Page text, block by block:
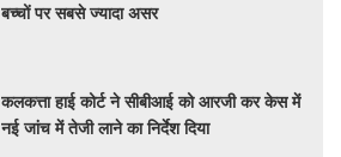
बच्चों पर सबसे ज्यादा असर
कलकत्ता हाई कोर्ट ने सीबीआई को आरजी कर केस में
नई जांच में तेजी लाने का निर्देश दिया